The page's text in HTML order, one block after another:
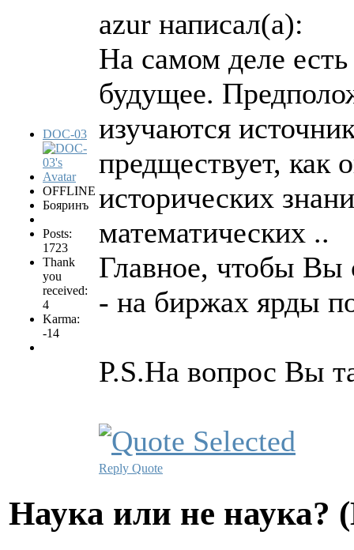
DOC-03
OFFLINE
Бояринъ
Posts:
1723
Thank
you
received:
4
Karma:
-14
azur написал(а):
На самом деле есть
будущее.
изучаются
предществует, как
исторических
математических ..
Главное, чтобы Вы
- на биржах ярды
P.S.На вопрос Вы
Reply Quote
Hаука или не наука?